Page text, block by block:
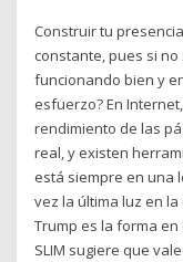
Construir tu
constante, pues si
funcionando bien y
esfuerzo? En
rendimiento de las
real, y existen
está siempre en una
vez la última luz en
Trump es la forma
SLIM sugiere que